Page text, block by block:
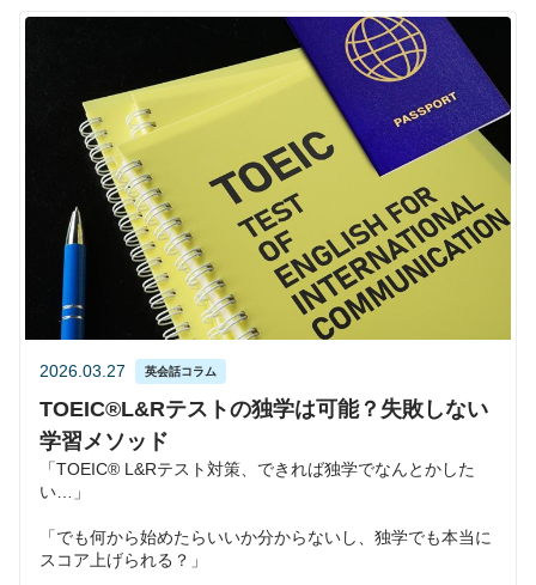
2026.03.27 英会話コラム
TOEIC®︎L&Rテストの独学は可能？失敗しない
学習メソッド
「TOEIC®︎ L&Rテスト対策、できれば独学でなんとかした
い…」
「でも何から始めたらいいか分からないし、独学でも本当に
スコア上げられる？」